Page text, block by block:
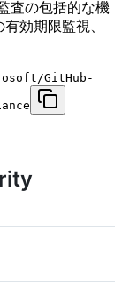
査の包括的な機
効期限監視、
GitHub-